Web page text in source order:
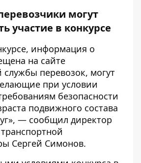
могут
участие в конкурсе
информация о
на сайте
перевозок, могут
при условии
безопасности
подвижного состава
— сообщил директор
Сергей Симонов.